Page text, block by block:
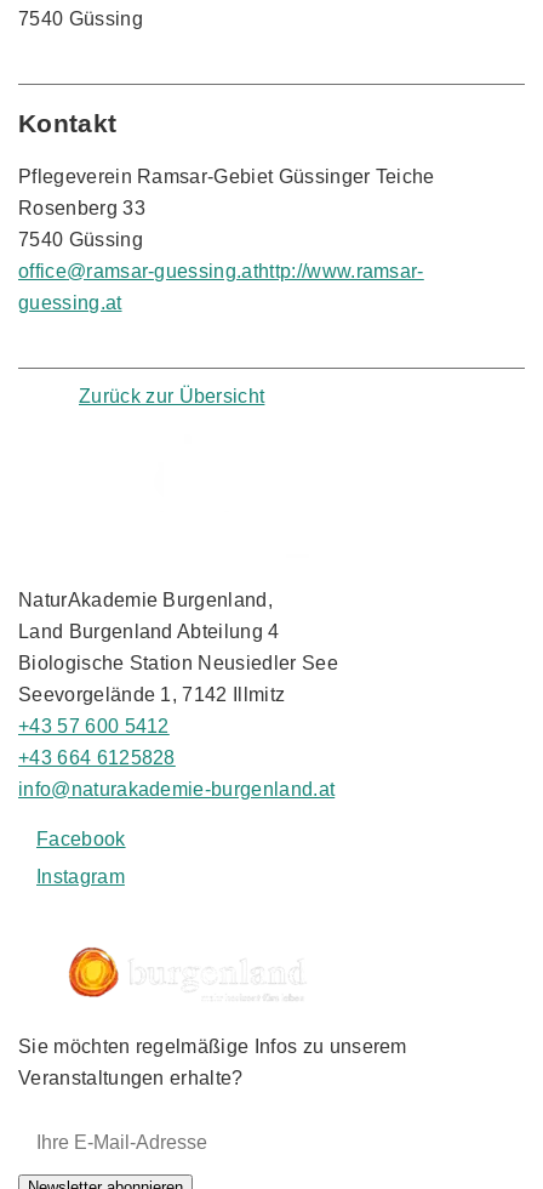
7540 Güssing
Kontakt
Pflegeverein Ramsar-Gebiet Güssinger Teiche
Rosenberg 33
7540 Güssing
office@ramsar-guessing.athttp://www.ramsar-
guessing.at
Zurück zur Übersicht
NaturAkademie Burgenland,
Land Burgenland Abteilung 4
Biologische Station Neusiedler See
Seevorgelände 1, 7142 Illmitz
+43 57 600 5412
+43 664 6125828
info@naturakademie-burgenland.at
Facebook
Instagram
Sie möchten regelmäßige Infos zu unserem
Veranstaltungen erhalte?